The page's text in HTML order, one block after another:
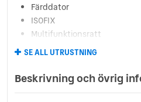
Färddator
ISOFIX
Multifunktionsratt
Parkeringssensor bak
Sätesvärme fram
USB-ingång
SE ALL UTRUSTNING
Beskrivning och övrig